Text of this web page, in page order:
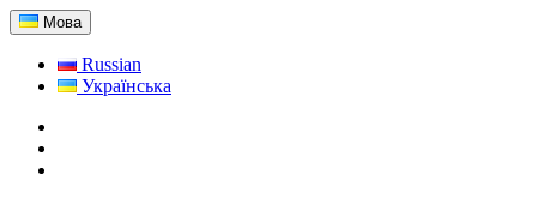
Мова
Russian
Українська